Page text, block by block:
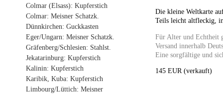
Colmar (Elsass): Kupferstich
Colmar: Meisner Schatzk.
Dünnkirchen: Guckkasten
Eger/Ungarn: Meisner Schatzk.
Gräfenberg/Schlesien: Stahlst.
Jekatarinburg: Kupferstich
Kalinin: Kupferstich
Karibik, Kuba: Kupferstich
Limbourg/Lüttich: Meisner
Die kleine Weltkarte
Teils leicht altfleckig,
Für Alter und Echtheit
Versand innerhalb
Eine sorgfältige und
145 EUR (verkauft)